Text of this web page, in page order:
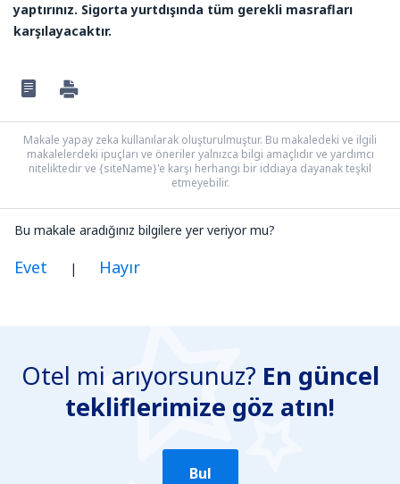
yaptırınız. Sigorta yurtdışında tüm gerekli masrafları
karşılayacaktır.
Makale yapay zeka kullanılarak oluşturulmuştur. Bu makaledeki ve ilgili
makalelerdeki ipuçları ve öneriler yalnızca bilgi amaçlıdır ve yardımcı
niteliktedir ve {siteName}'e karşı herhangi bir iddiaya dayanak teşkil
etmeyebilir.
Bu makale aradığınız bilgilere yer veriyor mu?
Evet | Hayır
Yanlış bilgi içeriyor
Konun ayrıntılarını içermiyor.
Otel mi arıyorsunuz? En güncel
tekliflerimize göz atın!
Bul